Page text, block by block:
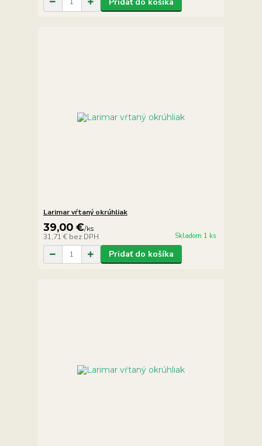
Larimar vŕtaný okrúhliak
39,00 €/ks
31,71 € bez DPH Skladom 1 ks
Pridať do košíka